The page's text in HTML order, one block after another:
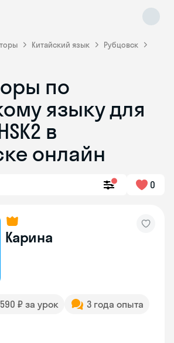
Китайский язык
Рубцовск
по
языку для
в
онлайн
0
Карина
₽ за урок
3 года опыта